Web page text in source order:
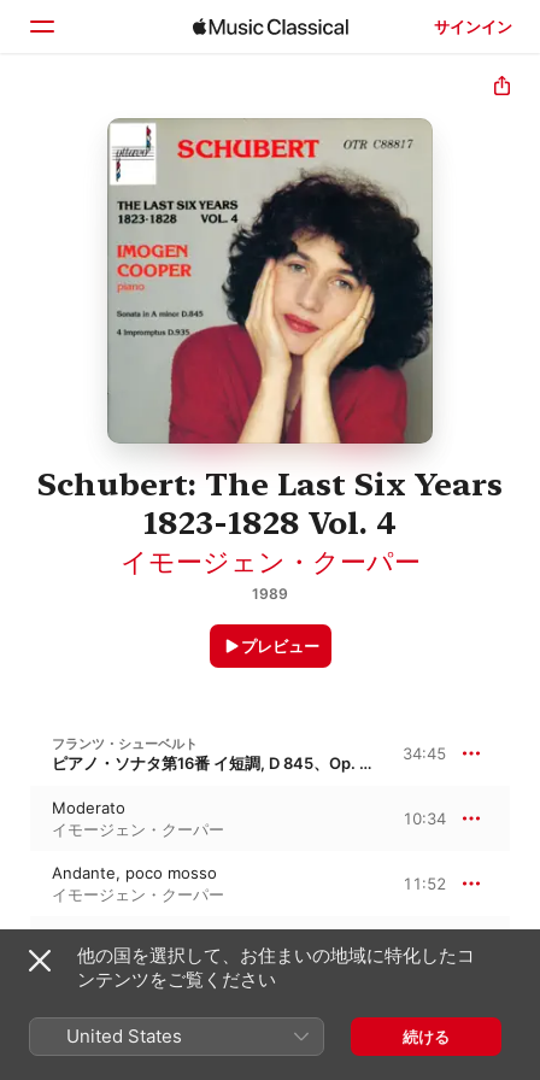
サインイン
ホーム
見つける
Schubert: The Last Six Years
1823-1828 Vol. 4
イモージェン・クーパー
1989
プレビュー
フランツ・シューベルト
ピアノ・ソナタ第16番 イ短調, D 845、Op. 42 34:45
Moderato
イモージェン・クーパー
10:34
Andante, poco mosso
イモージェン・クーパー
11:52
イモージェン・クーパー
7:18
イモージェン・クーパー
5:01
他の国を選択して、お住まいの地域に特化したコ
ンテンツをご覧ください
United States 続ける